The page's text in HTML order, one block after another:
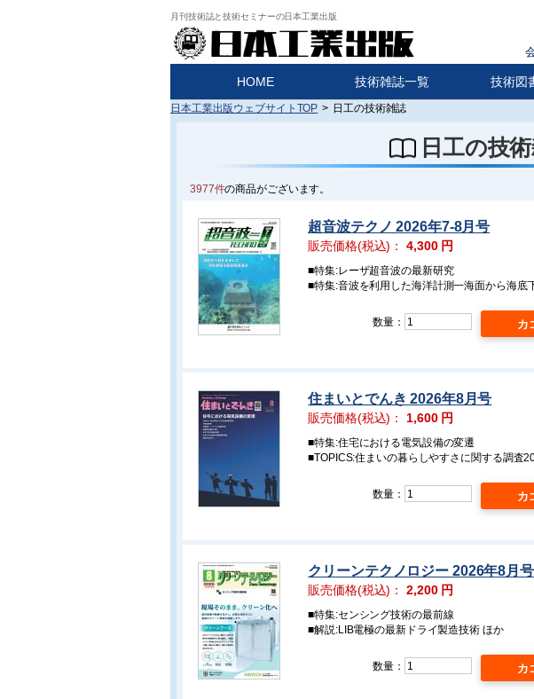
月刊技術誌と技術セミナーの日本工業出版
HOME 技術雑誌一覧 技術図
日本工業出版ウェブサイトTOP > 日工の技術雑誌
日工の技
3977件の商品がございます。
超音波テクノ 2026年7-8月号
販売価格(税込)：4,300円
■特集:レーザ超音波の最新研究
■特集:音波を利用した海洋計測一海面から海
数量：
住まいとでんき 2026年8月号
販売価格(税込)： 1,600円
■特集:住宅における電気設備の変遷
■TOPICS:住まいの暮らしやすさに関する調査
数量：
クリーンテクノロジー 2026年8月号
販売価格(税込)：2,200円
■特集:センシング技術の最前線
■解説:LIB電極の最新ドライ製造技術 ほか
数量：